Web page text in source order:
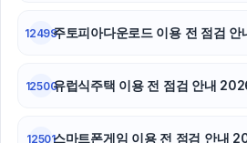
12499주토피아다운로드 이용 전 점검
12500유럽식주택 이용 전 점검 안내
12501스마트폰게임 이용 전 점검 안내